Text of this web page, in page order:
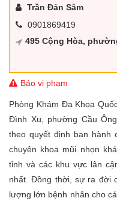
Trần Đản Sâm
0901869419
495 Cộng Hòa,
Báo vi phạm
Phòng Khám Đa Khoa
Đình Xu, phường Cầu
theo quyết định ban hành
chuyên khoa mũi nhọn
tỉnh và các khu vực lân
nhất. Đồng thời, sự ra đời
lượng lớn bệnh nhân cho